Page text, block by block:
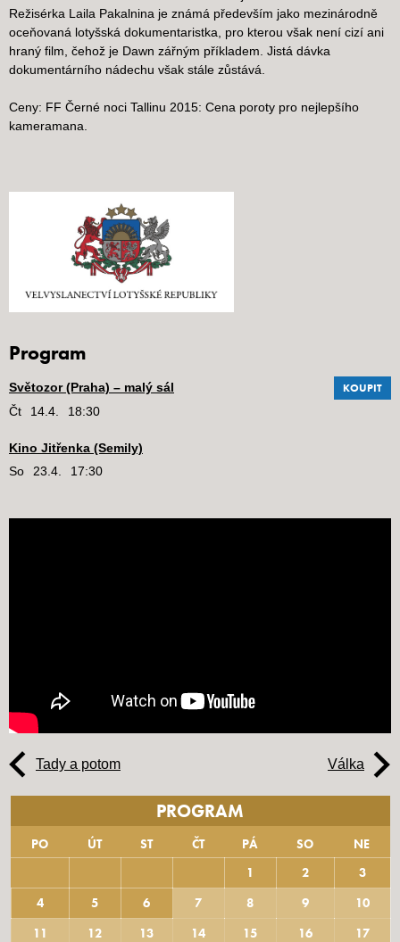
Režisérka Laila Pakalnina je známá především jako mezinárodně
oceňovaná lotyšská dokumentaristka, pro kterou však není cizí ani
hraný film, čehož je Dawn zářným příkladem. Jistá dávka
dokumentárního nádechu však stále zůstává.
Ceny: FF Černé noci Tallinu 2015: Cena poroty pro nejlepšího
kameramana.
Program
Světozor (Praha) – malý sál
KOUPIT
Čt
14.4. 18:30
Kino Jitřenka (Semily)
So
23.4. 17:30
Tady a potom Válka
PROGRAM
PO ÚT ST ČT PÁ SO
NE
1
2
3
4
5 6 7 8 9
10
11
12 13 14 15 16
17